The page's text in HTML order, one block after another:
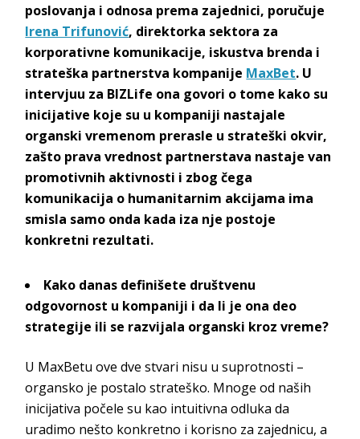
poslovanja i odnosa prema zajednici, poručuje
Irena Trifunović, direktorka sektora za
korporativne komunikacije, iskustva brenda i
strateška partnerstva kompanije MaxBet. U
intervjuu za BIZLife ona govori o tome kako su
inicijative koje su u kompaniji nastajale
organski vremenom prerasle u strateški okvir,
zašto prava vrednost partnerstava nastaje van
promotivnih aktivnosti i zbog čega
komunikacija o humanitarnim akcijama ima
smisla samo onda kada iza nje postoje
konkretni rezultati.
Kako danas definišete društvenu
odgovornost u kompaniji i da li je ona deo
strategije ili se razvijala organski kroz vreme?
U MaxBetu ove dve stvari nisu u suprotnosti –
organsko je postalo strateško. Mnoge od naših
inicijativa počele su kao intuitivna odluka da
uradimo nešto konkretno i korisno za zajednicu, a